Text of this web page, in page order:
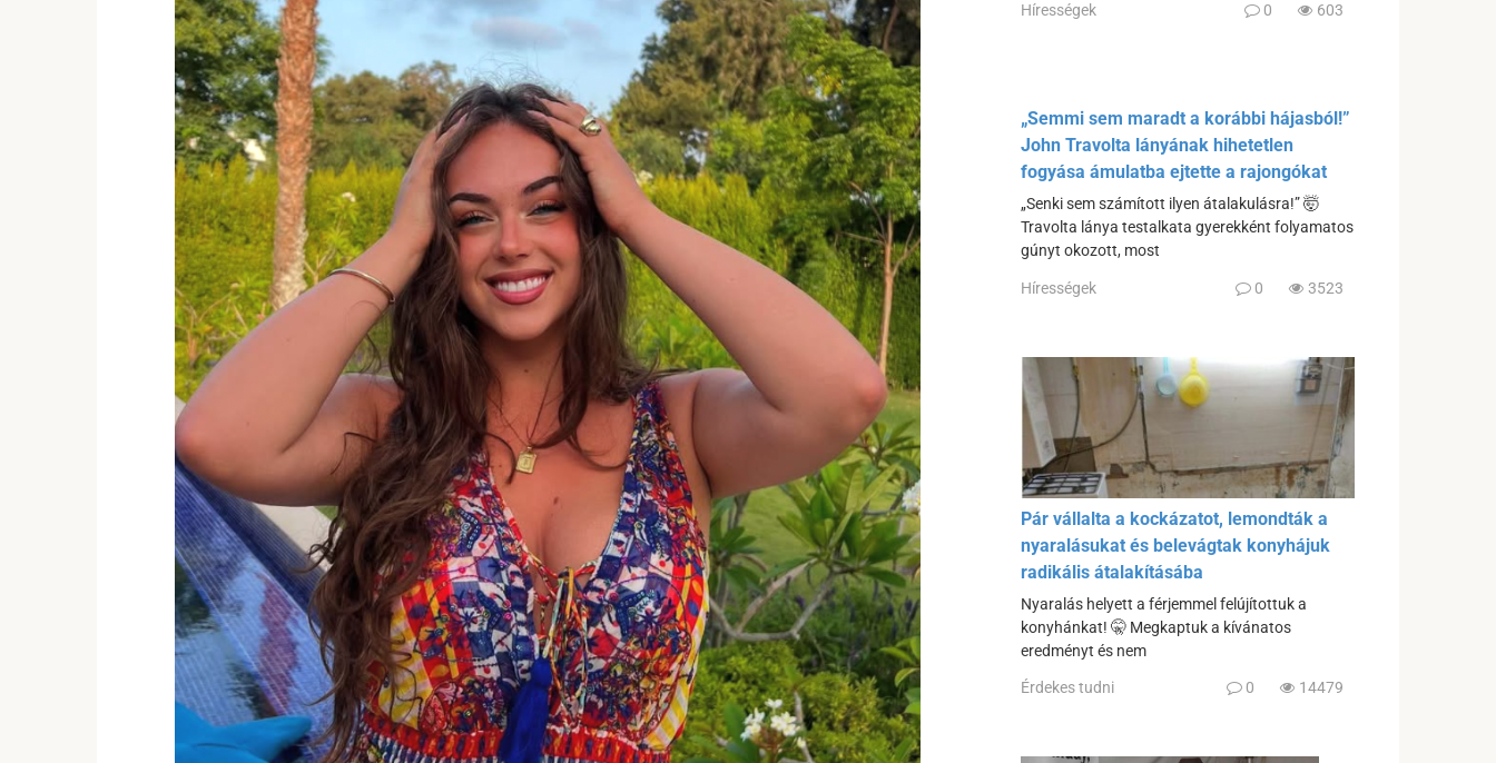
Hírességek 0 603
„Semmi sem maradt a korábbi hájasból!”
John Travolta lányának hihetetlen
fogyása ámulatba ejtette a rajongókat
„Senki sem számított ilyen átalakulásra!” 🤯
Travolta lánya testalkata gyerekként folyamatos
gúnyt okozott, most
Hírességek 0 3523
Pár vállalta a kockázatot, lemondták a
nyaralásukat és belevágtak konyhájuk
radikális átalakításába
Nyaralás helyett a férjemmel felújítottuk a
konyhánkat! 🤫 Megkaptuk a kívánatos
eredményt és nem
Érdekes tudni 0 14479